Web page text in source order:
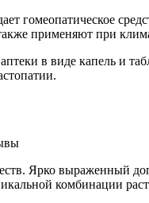
гомеопатическое
применяют при
в виде капель и
Ярко выраженный
комбинации